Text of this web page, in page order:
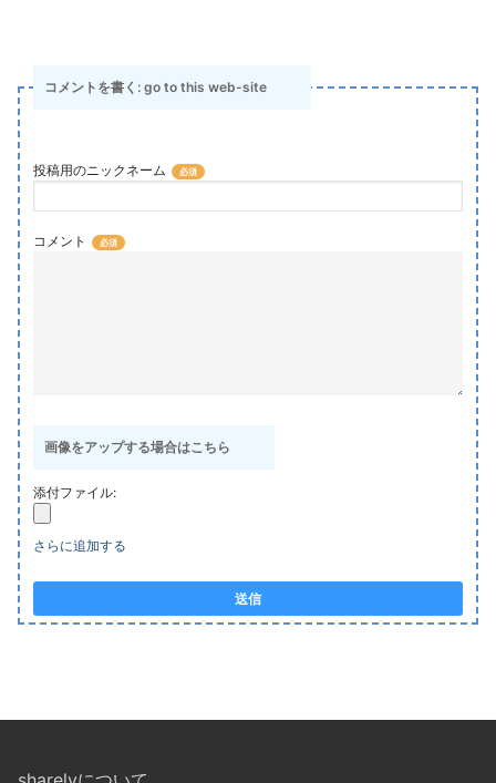
コメントを書く: go to this web-site
投稿用のニックネーム
コメント
画像をアップする場合はこちら
添付ファイル:
さらに追加する
送信